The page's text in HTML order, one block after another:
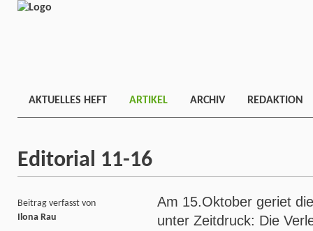
AKTUELLES HEFT ARTIKEL ARCHIV REDAKTION
Editorial 11-16
Am 15.Oktober geriet
unter Zeitdruck: Die
Beitrag verfasst von
Ilona Rau